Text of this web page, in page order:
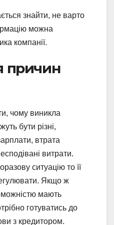
знайти, не варто
можна
компанії.
причин
чому виникла
бути різні,
втрата
витрати.
ситуацію то її
Якщо ж
мають
готуватись до
з кредитором.